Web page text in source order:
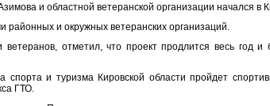
и областной ветеранской организации начался в
районных и окружных ветеранских организаций.
отметил, что проект продлится весь год и
и туризма Кировской области пройдет
ГТО.